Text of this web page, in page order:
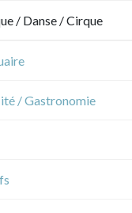
/ Danse / Cirque
/ Gastronomie